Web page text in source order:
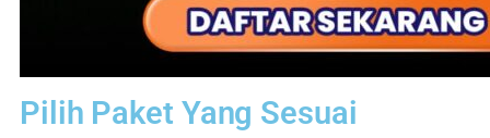
Pilih Paket Yang Sesuai